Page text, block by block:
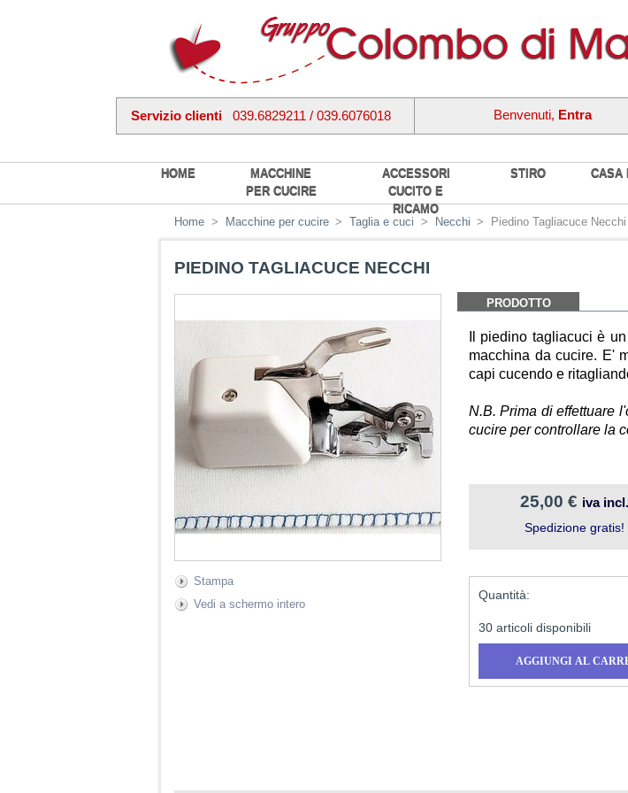
HOME
MACCHINE
PER CUCIRE
ACCESSORI
CUCITO E
RICAMO
STIRO CASA
Servizio clienti 039.6829211 / 039.6076018 Benvenuti, Entra
Home > Macchine per cucire > Taglia e cuci > Necchi > Piedino Tagliacuce Necchi
PIEDINO TAGLIACUCE NECCHI
Stampa
Vedi a schermo intero
PRODOTTO
Il piedino tagliacuci è
macchina da cucire. E'
capi cucendo e
N.B. Prima di effettuare
cucire per controllare la
25,00 € iva incl.
Spedizione gratis!
Quantità:
30 articoli disponibili